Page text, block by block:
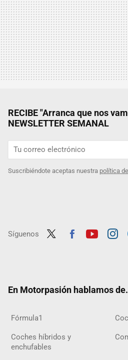
RECIBE "Arranca que nos
NEWSLETTER SEMANAL
Suscribiéndote aceptas nuestra política
Síguenos
En Motorpasión hablamos
Fórmula1
Coches híbridos y
enchufables